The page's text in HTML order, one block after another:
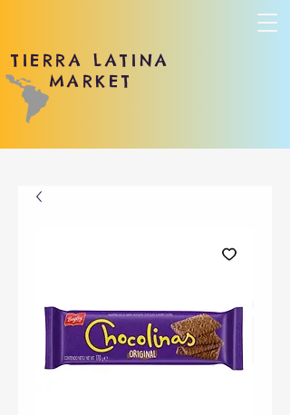
TIERRA LATINA
MARKET